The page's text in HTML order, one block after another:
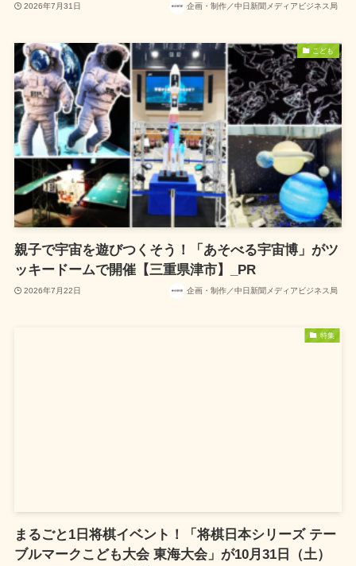
2026年7月31日 企画・制作／中日新聞メディアビジネス局
こども
親子で宇宙を遊びつくそう！「あそべる宇宙博」がツ
ッキードームで開催【三重県津市】_PR
2026年7月22日 企画・制作／中日新聞メディアビジネス局
特集
まるごと1日将棋イベント！「将棋日本シリーズ テー
ブルマークこども大会 東海大会」が10月31日（土）